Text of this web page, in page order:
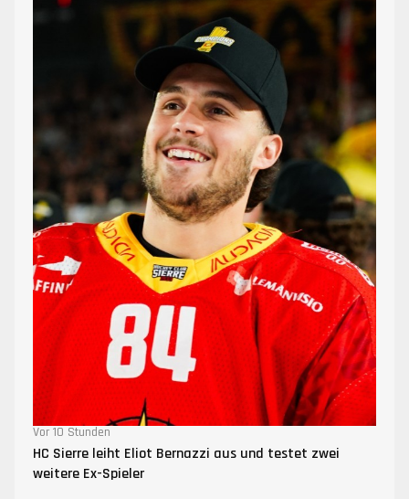
Vor 10 Stunden
HC Sierre leiht Eliot Bernazzi aus und testet zwei
weitere Ex-Spieler